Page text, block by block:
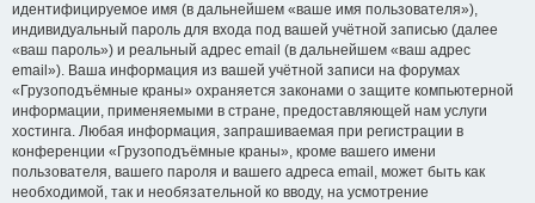
идентифицируемое имя (в дальнейшем «ваше имя пользователя»),
индивидуальный пароль для входа под вашей учётной записью (далее
«ваш пароль») и реальный адрес email (в дальнейшем «ваш адрес
email»). Ваша информация из вашей учётной записи на форумах
«Грузоподъёмные краны» охраняется законами о защите компьютерной
информации, применяемыми в стране, предоставляющей нам услуги
хостинга. Любая информация, запрашиваемая при регистрации в
конференции «Грузоподъёмные краны», кроме вашего имени
пользователя, вашего пароля и вашего адреса email, может быть как
необходимой, так и необязательной ко вводу, на усмотрение